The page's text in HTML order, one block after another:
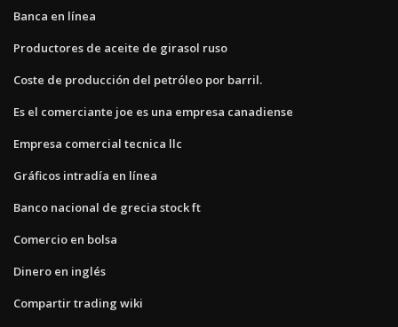
Banca en línea
Productores de aceite de girasol ruso
Coste de producción del petróleo por barril.
Es el comerciante joe es una empresa canadiense
Empresa comercial tecnica llc
Gráficos intradía en línea
Banco nacional de grecia stock ft
Comercio en bolsa
Dinero en inglés
Compartir trading wiki